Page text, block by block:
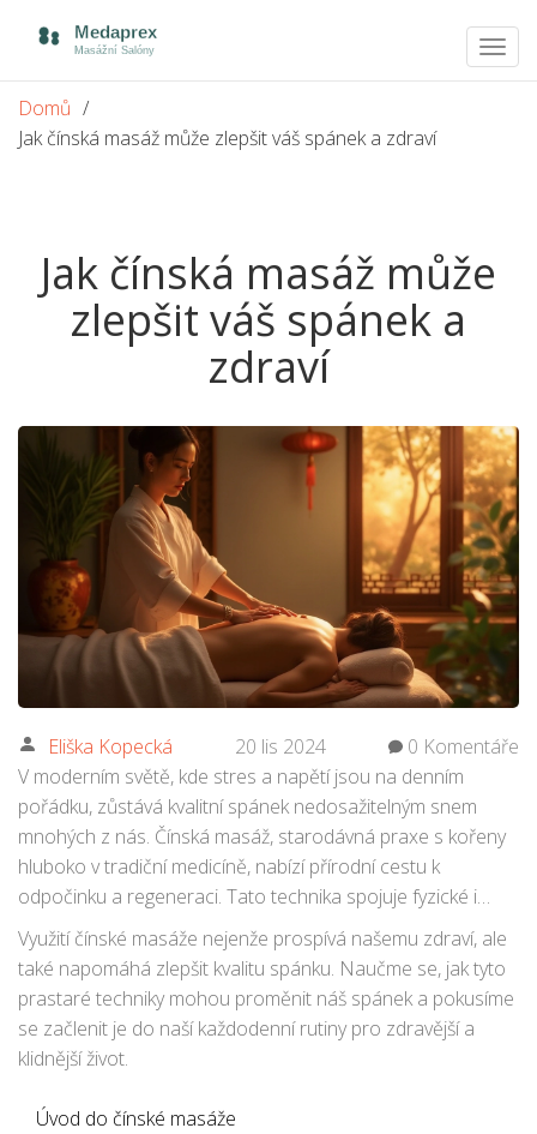
Domů
Jak čínská masáž může zlepšit váš spánek a zdraví
Jak čínská masáž může
zlepšit váš spánek a
zdraví
Eliška Kopecká 20 lis 2024
0 Komentáře
V moderním světě, kde stres a napětí jsou na denním
pořádku, zůstává kvalitní spánek nedosažitelným snem
mnohých z nás. Čínská masáž, starodávná praxe s kořeny
hluboko v tradiční medicíně, nabízí přírodní cestu k
odpočinku a regeneraci. Tato technika spojuje fyzické i
duševní uvolnění, což může být klíčové pro každého, kdo
pravidelně zápolí s nespavostí.
Využití čínské masáže nejenže prospívá našemu zdraví, ale
také napomáhá zlepšit kvalitu spánku. Naučme se, jak tyto
prastaré techniky mohou proměnit náš spánek a pokusíme
se začlenit je do naší každodenní rutiny pro zdravější a
klidnější život.
Úvod do čínské masáže